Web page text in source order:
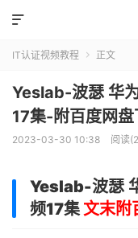

IT认证视频教程  正文
Yeslab-波瑟 华
17集-附百度网
2023-03-30 10:38 阅读
Yeslab-波瑟
频17集文末附